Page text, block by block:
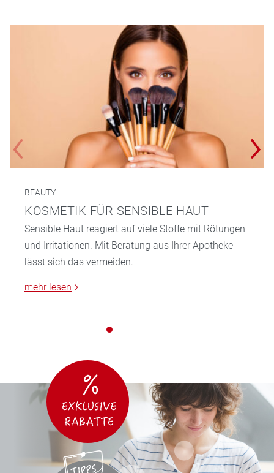
BEAUTY
KOSMETIK FÜR SENSIBLE HAUT
Sensible Haut reagiert auf viele Stoffe mit Rötungen
und Irritationen. Mit Beratung aus Ihrer Apotheke
lässt sich das vermeiden.
mehr lesen